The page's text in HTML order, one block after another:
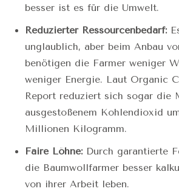
besser ist es für die Umwelt.
Reduzierter Ressourcenbedarf:
unglaublich, aber beim Anbau
benötigen die Farmer weniger
weniger Energie. Laut Organic
Report reduziert sich sogar die
ausgestoßenem Kohlendioxid
Millionen Kilogramm.
Faire Löhne: Durch garantierte
die Baumwollfarmer besser
von ihrer Arbeit leben.